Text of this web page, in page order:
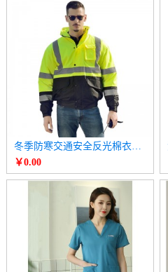
冬季防寒交通安全反光棉衣棉袄 高速公路工作服
￥0.00